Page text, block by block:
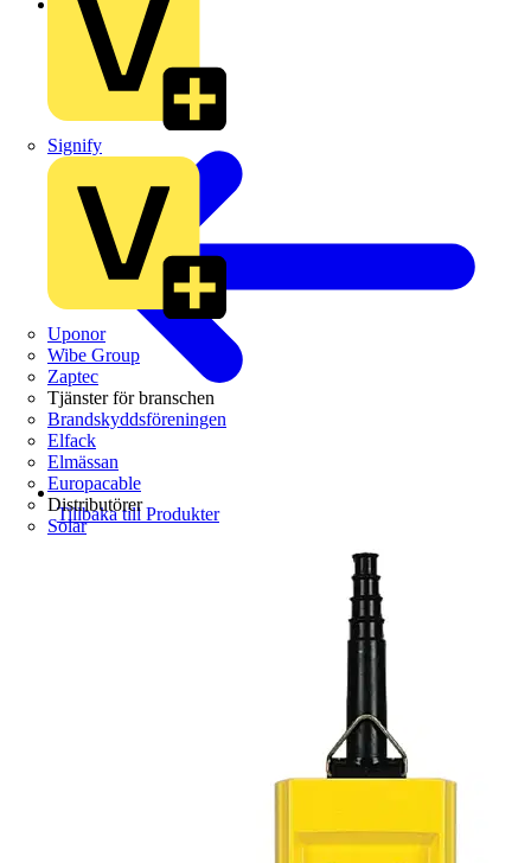
Signify
Uponor
Wibe Group
Zaptec
Tjänster för branschen
Brandskyddsföreningen
Elfack
Elmässan
Europacable
Distributörer
Solar
Tillbaka till Produkter